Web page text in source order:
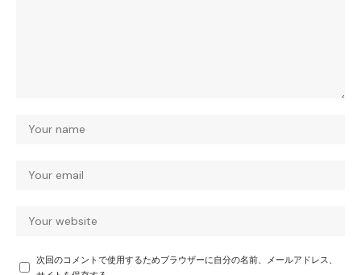
次回のコメントで使用するためブラウザーに自分の名前、メールアドレス、